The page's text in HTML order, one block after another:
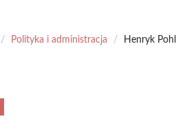
/ Polityka i administracja / Henryk Pohl